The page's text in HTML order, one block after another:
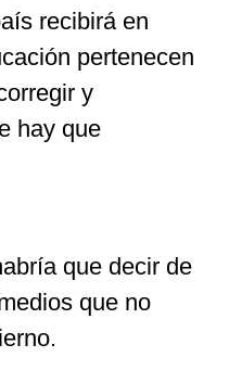
recibirá en
pertenecen
y
hay que
que decir de
que no